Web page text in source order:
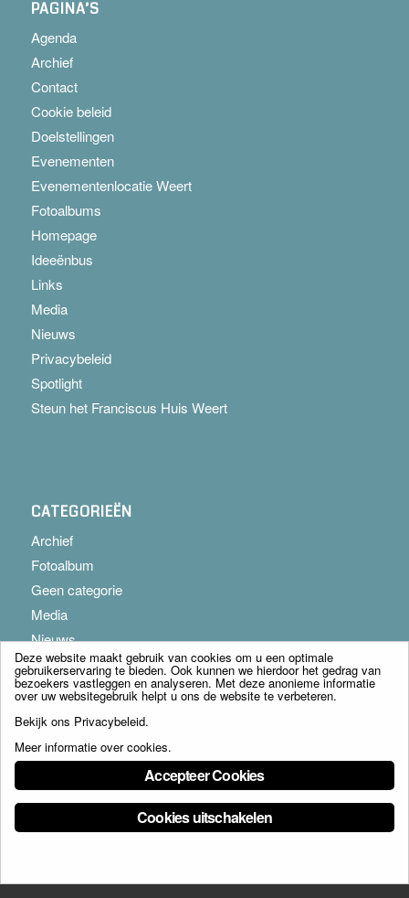
PAGINA’S
Agenda
Archief
Contact
Cookie beleid
Doelstellingen
Evenementen
Evenementenlocatie Weert
Fotoalbums
Homepage
Ideeënbus
Links
Media
Nieuws
Privacybeleid
Spotlight
Steun het Franciscus Huis Weert
CATEGORIEËN
Archief
Fotoalbum
Geen categorie
Media
Nieuws
© Copyright - Franciscus Huis Weert B.V. - webdesign:
Deze website maakt gebruik van cookies om u een optimale
gebruikerservaring te bieden. Ook kunnen we hierdoor het gedrag van
bezoekers vastleggen en analyseren. Met deze anonieme informatie
over uw websitegebruik helpt u ons de website te verbeteren.
Bekijk ons Privacybeleid.
Meer informatie over cookies.
Accepteer Cookies
Cookies uitschakelen